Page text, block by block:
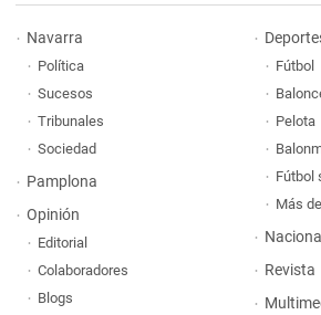
Navarra
Política
Sucesos
Tribunales
Sociedad
Pamplona
Opinión
Editorial
Colaboradores
Blogs
Fútbol
Pelota
Fútbol
Más
Nacional
Revista